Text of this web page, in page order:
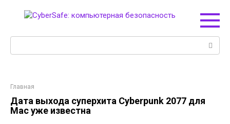
Главная
Дата выхода суперхита Cyberpunk 2077 для
Mac уже известна